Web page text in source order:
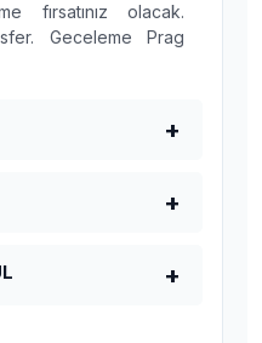
fırsatınız olacak.
Geceleme Prag